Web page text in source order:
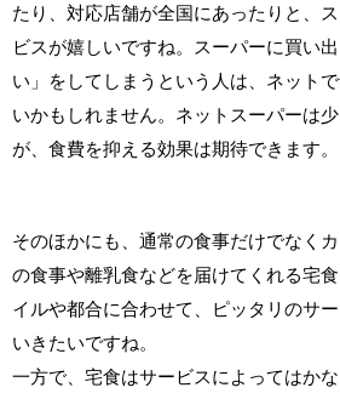
たり、対応店舗が全国にあったりと、
ビスが嬉しいですね。スーパーに買い
い」をしてしまうという人は、ネット
いかもしれません。ネットスーパーは
が、食費を抑える効果は期待できます。
そのほかにも、通常の食事だけでなく
の食事や離乳食などを届けてくれる宅
イルや都合に合わせて、ピッタリのサ
いきたいですね。
一方で、宅食はサービスによってはかな